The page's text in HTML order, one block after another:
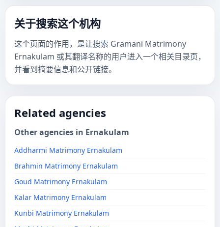
关于搜索这个机构
这个页面的作用，是让搜索 Gramani Matrimony
Ernakulam 或其翻译名称的用户进入一个相关目录页，
并看到摘要信息和公开链接。
Related agencies
Other agencies in Ernakulam
Addharmi Matrimony Ernakulam
Brahmin Matrimony Ernakulam
Goud Matrimony Ernakulam
Kalar Matrimony Ernakulam
Kunbi Matrimony Ernakulam